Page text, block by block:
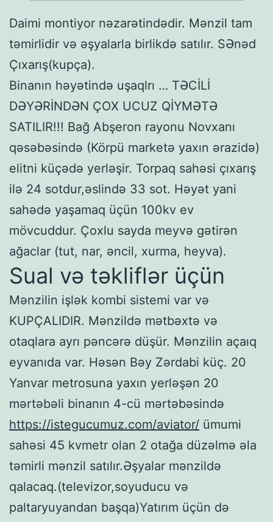
Daimi montiyor nəzarətindədir. Mənzil tam
təmirlidir və əşyalarla birlikdə satılır. SƏnəd
Çıxarış(kupça).
Binanın həyətində uşaqlrı … TƏCİLİ
DƏYƏRİNDƏN ÇOX UCUZ QİYMƏTƏ
SATILIR!!! Bağ Abşeron rayonu Novxanı
qəsəbəsində (Körpü marketə yaxın ərazidə)
elitni küçədə yerləşir. Torpaq sahəsi çıxarış
ilə 24 sotdur,əslində 33 sot. Həyət yani
sahədə yaşamaq üçün 100kv ev
mövcuddur. Çoxlu sayda meyvə gətirən
ağaclar (tut, nar, əncil, xurma, heyva).
Sual və təkliflər üçün
Mənzilin işlək kombi sistemi var və
KUPÇALIDIR. Mənzildə mətbəxtə və
otaqlara ayrı pəncərə düşür. Mənzilin açaıq
eyvanıda var. Həsən Bəy Zərdabi küç. 20
Yanvar metrosuna yaxın yerləşən 20
mərtəbəli binanın 4-cü mərtəbəsində
https://istegucumuz.com/aviator/ ümumi
sahəsi 45 kvmetr olan 2 otağa düzəlmə əla
təmirli mənzil satılır.Əşyalar mənzildə
qalacaq.(televizor,soyuducu və
paltaryuyandan başqa)Yatırım üçün də